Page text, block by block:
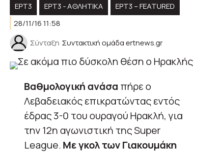
ΕΡΤ3 ΕΡΤ3 - ΑΘΛΗΤΙΚΆ
ΕΡΤ3 – FEATURED
28/11/16 11:58
Σύνταξη Συντακτική ομάδα ertnews.gr
Βαθμολογική ανάσα πήρε ο
Λεβαδειακός επικρατώντας εντός
έδρας 3-0 του ουραγού Ηρακλή, για
την 12η αγωνιστική της Super
League. Με γκολ των Γιακουμάκη